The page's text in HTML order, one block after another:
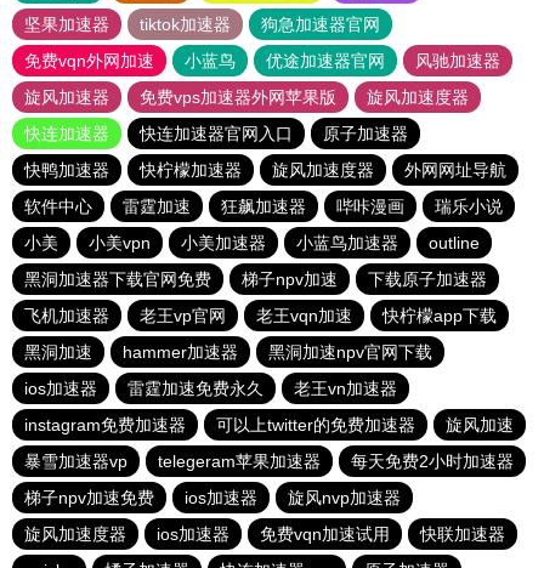
坚果加速器
tiktok加速器
狗急加速器官网
免费vqn外网加速
小蓝鸟 优途加速器官网
风驰加速器
旋风加速器
免费vps加速器外网苹果版
旋风加速度器
快连加速器
快连加速器官网入口
原子加速器
快鸭加速器
快柠檬加速器 旋风加速度器
外网网址导航
软件中心
雷霆加速 狂飙加速器 哔咔漫画
瑞乐小说
小美
小美vpn 小美加速器 小蓝鸟加速器
outline
黑洞加速器下载官网免费
梯子npv加速
下载原子加速器
飞机加速器
老王vp官网 老王vqn加速
快柠檬app下载
黑洞加速
hammer加速器
黑洞加速npv官网下载
ios加速器
雷霆加速免费永久
老王vn加速器
instagram免费加速器
可以上twitter的免费加速器
旋风加速
暴雪加速器vp
telegeram苹果加速器
每天免费2小时加速器
梯子npv加速免费
ios加速器
旋风nvp加速器
旋风加速度器
ios加速器 免费vqn加速试用
快联加速器